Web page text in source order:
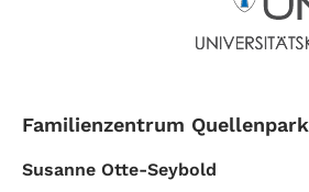
Familienzentrum Quellenpark
Susanne Otte-Seybold